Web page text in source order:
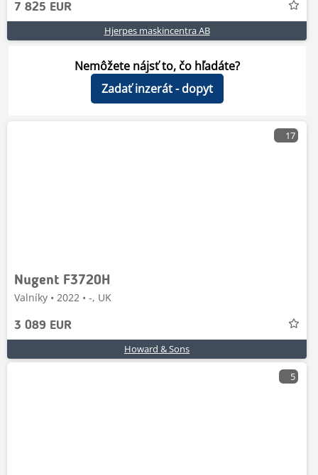
7 825 EUR
Hjerpes maskincentra AB
Nemôžete nájsť to, čo hľadáte?
Zadať inzerát - dopyt
17
Nugent F3720H
Valníky • 2022 • -, UK
3 089 EUR
Howard & Sons
5